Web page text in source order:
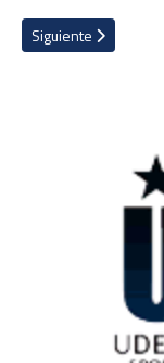
ganancias obtuvieron
Artículo siguiente:
Siguiente